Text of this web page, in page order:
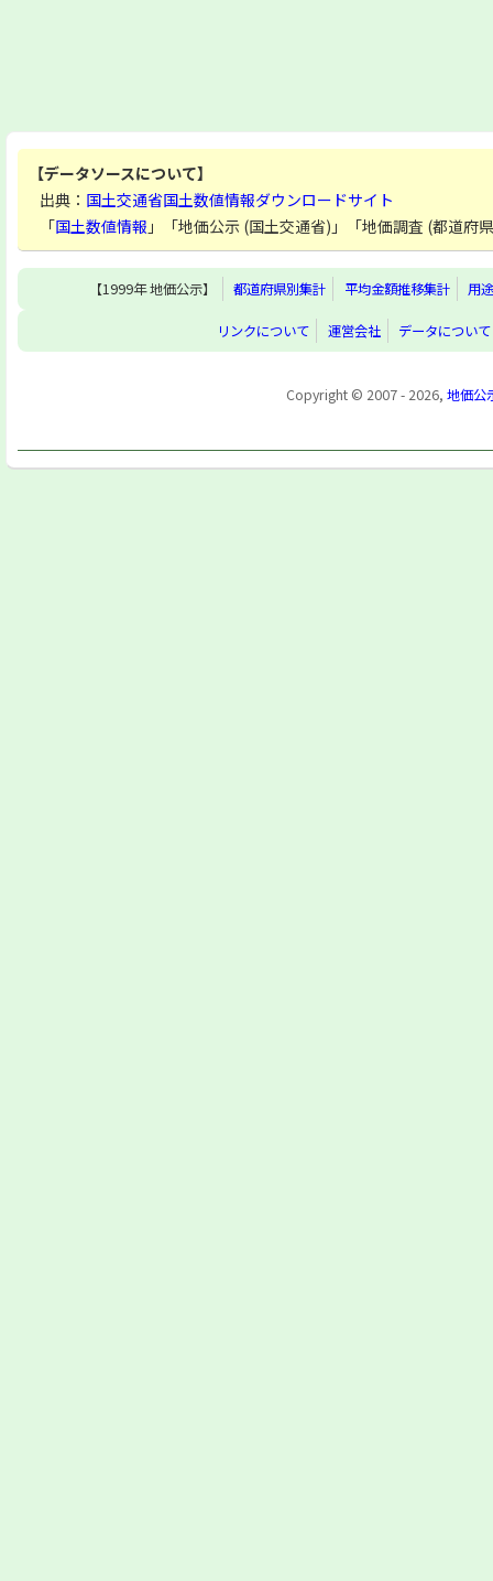
【データソースについて】
出典： 国土交通省国土数値情報ダウンロードサイト
「国土数値情報 」「地価公示 (国土交通省)」「地価調査 (都道府
【1999年 地価公示】 都道府県別集計 平均金額推移集計 用
リンクについて 運営会社 データについて
Copyright © 2007 - 2026,地価公